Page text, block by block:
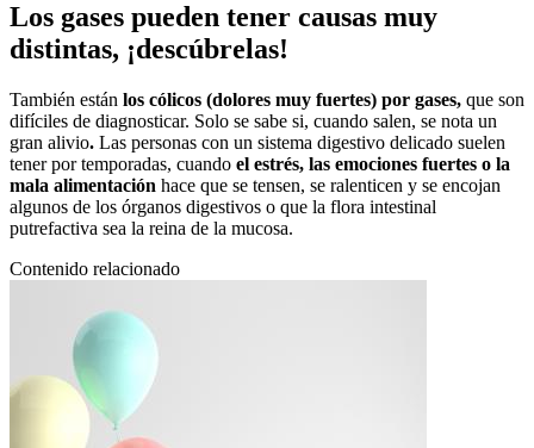
Los gases pueden tener causas muy
distintas, ¡descúbrelas!
También están los cólicos (dolores muy fuertes) por gases, que son
difíciles de diagnosticar. Solo se sabe si, cuando salen, se nota un
gran alivio. Las personas con un sistema digestivo delicado suelen
tener por temporadas, cuando el estrés, las emociones fuertes o la
mala alimentación hace que se tensen, se ralenticen y se encojan
algunos de los órganos digestivos o que la flora intestinal
putrefactiva sea la reina de la mucosa.
Contenido relacionado